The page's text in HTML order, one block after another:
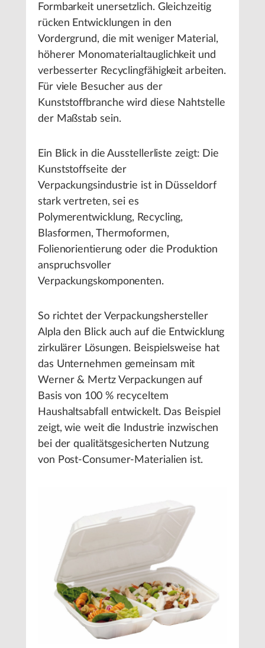
Formbarkeit unersetzlich. Gleichzeitig
rücken Entwicklungen in den
Vordergrund, die mit weniger Material,
höherer Monomaterialtauglichkeit und
verbesserter Recyclingfähigkeit arbeiten.
Für viele Besucher aus der
Kunststoffbranche wird diese Nahtstelle
der Maßstab sein.
Ein Blick in die Ausstellerliste zeigt: Die
Kunststoffseite der
Verpackungsindustrie ist in Düsseldorf
stark vertreten, sei es
Polymerentwicklung, Recycling,
Blasformen, Thermoformen,
Folienorientierung oder die Produktion
anspruchsvoller
Verpackungskomponenten.
So richtet der Verpackungshersteller
Alpla den Blick auch auf die Entwicklung
zirkulärer Lösungen. Beispielsweise hat
das Unternehmen gemeinsam mit
Werner & Mertz Verpackungen auf
Basis von 100 % recyceltem
Haushaltsabfall entwickelt. Das Beispiel
zeigt, wie weit die Industrie inzwischen
bei der qualitätsgesicherten Nutzung
von Post-Consumer-Materialien ist.